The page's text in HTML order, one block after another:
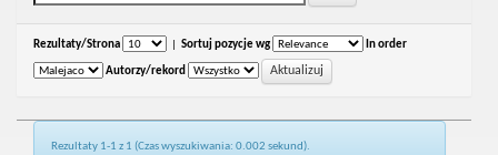
Rezultaty/Strona Sortuj pozycje wg In order
Autorzy/rekord
Rezultaty 1-1 z 1 (Czas wyszukiwania: 0.002 sekund).